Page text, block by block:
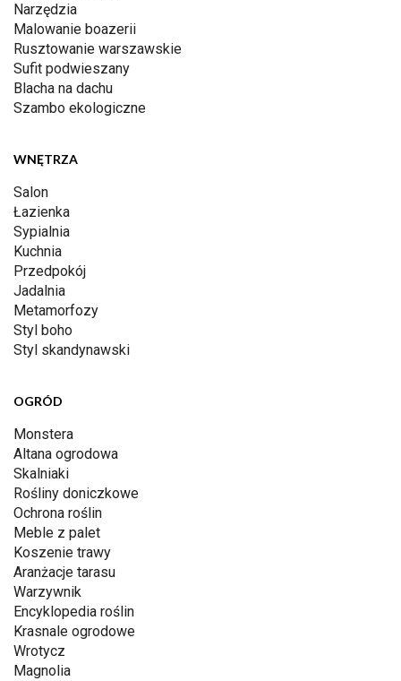
Narzędzia
Malowanie boazerii
Rusztowanie warszawskie
Sufit podwieszany
Blacha na dachu
Szambo ekologiczne
WNĘTRZA
Salon
Łazienka
Sypialnia
Kuchnia
Przedpokój
Jadalnia
Metamorfozy
Styl boho
Styl skandynawski
OGRÓD
Monstera
Altana ogrodowa
Skalniaki
Rośliny doniczkowe
Ochrona roślin
Meble z palet
Koszenie trawy
Aranżacje tarasu
Warzywnik
Encyklopedia roślin
Krasnale ogrodowe
Wrotycz
Magnolia